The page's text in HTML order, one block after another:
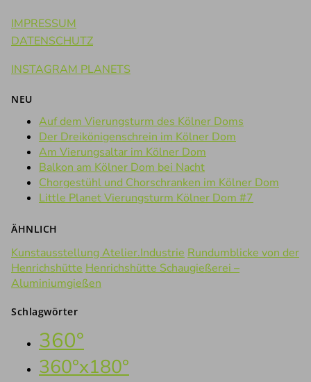
IMPRESSUM
DATENSCHUTZ
INSTAGRAM PLANETS
NEU
Auf dem Vierungsturm des Kölner Doms
Der Dreikönigenschrein im Kölner Dom
Am Vierungsaltar im Kölner Dom
Balkon am Kölner Dom bei Nacht
Chorgestühl und Chorschranken im Kölner Dom
Little Planet Vierungsturm Kölner Dom #7
ÄHNLICH
Kunstausstellung Atelier.Industrie Rundumblicke von der
Henrichshütte Henrichshütte Schaugießerei –
Aluminiumgießen
Schlagwörter
360°
360°x180°